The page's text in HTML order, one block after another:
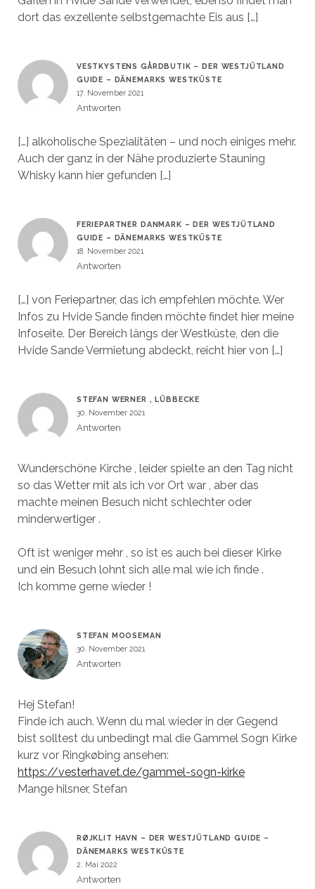
dort das exzellente selbstgemachte Eis aus […]
VESTKYSTENS GÅRDBUTIK – DER WESTJÜTLAND
GUIDE – DÄNEMARKS WESTKÜSTE
17. November 2021
Antworten
[…] alkoholische Spezialitäten – und noch einiges mehr.
Auch der ganz in der Nähe produzierte Stauning
Whisky kann hier gefunden […]
FERIEPARTNER DANMARK – DER WESTJÜTLAND
GUIDE – DÄNEMARKS WESTKÜSTE
18. November 2021
Antworten
[…] von Feriepartner, das ich empfehlen möchte. Wer
Infos zu Hvide Sande finden möchte findet hier meine
Infoseite. Der Bereich längs der Westküste, den die
Hvide Sande Vermietung abdeckt, reicht hier von […]
STEFAN WERNER , LÜBBECKE
30. November 2021
Antworten
Wunderschöne Kirche , leider spielte an den Tag nicht
so das Wetter mit als ich vor Ort war , aber das
machte meinen Besuch nicht schlechter oder
minderwertiger .
Oft ist weniger mehr , so ist es auch bei dieser Kirke
und ein Besuch lohnt sich alle mal wie ich finde .
Ich komme gerne wieder !
STEFAN MOOSEMAN
30. November 2021
Antworten
Hej Stefan!
Finde ich auch. Wenn du mal wieder in der Gegend
bist solltest du unbedingt mal die Gammel Sogn Kirke
kurz vor Ringkøbing ansehen:
https://vesterhavet.de/gammel-sogn-kirke
Mange hilsner, Stefan
RØJKLIT HAVN – DER WESTJÜTLAND GUIDE –
DÄNEMARKS WESTKÜSTE
2. Mai 2022
Antworten